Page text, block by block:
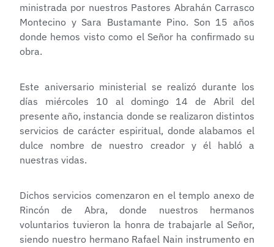
ministrada por nuestros Pastores Abrahán Carrasco
Montecino y Sara Bustamante Pino. Son 15 años
donde hemos visto como el Señor ha confirmado su
obra.
Este aniversario ministerial se realizó durante los
días miércoles 10 al domingo 14 de Abril del
presente año, instancia donde se realizaron distintos
servicios de carácter espiritual, donde alabamos el
dulce nombre de nuestro creador y él habló a
nuestras vidas.
Dichos servicios comenzaron en el templo anexo de
Rincón de Abra, donde nuestros hermanos
voluntarios tuvieron la honra de trabajarle al Señor,
siendo nuestro hermano Rafael Nain instrumento en